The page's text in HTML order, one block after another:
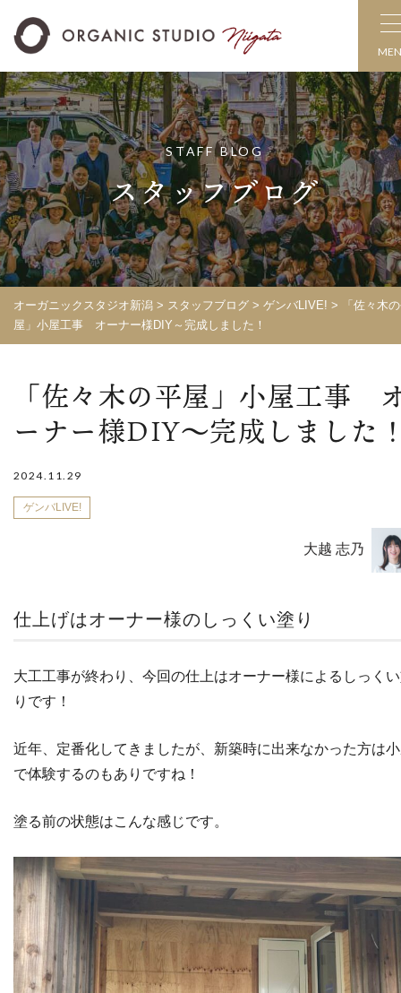
STAFF BLOG
スタッフブログ
オーガニックスタジオ新潟 > スタッフブログ > ゲンバLIVE! >
「佐々木
屋」小屋工事 オーナー様DIY～完成しました！
「佐々木の平屋」小屋工事
ーナー様DIY～完成しました
2024.11.29
ゲンバLIVE!
大越 志乃
仕上げはオーナー様のしっくい塗り
大工工事が終わり、今回の仕上はオーナー様によるしっく
りです！
近年、定番化してきましたが、新築時に出来なかった方は
で体験するのもありですね！
塗る前の状態はこんな感じです。